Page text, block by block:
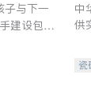
子与下一
建设包
中
供
瓷